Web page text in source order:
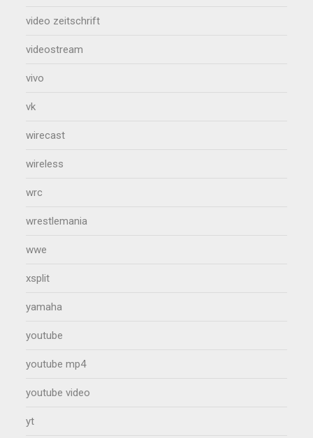
video zeitschrift
videostream
vivo
vk
wirecast
wireless
wrc
wrestlemania
wwe
xsplit
yamaha
youtube
youtube mp4
youtube video
yt